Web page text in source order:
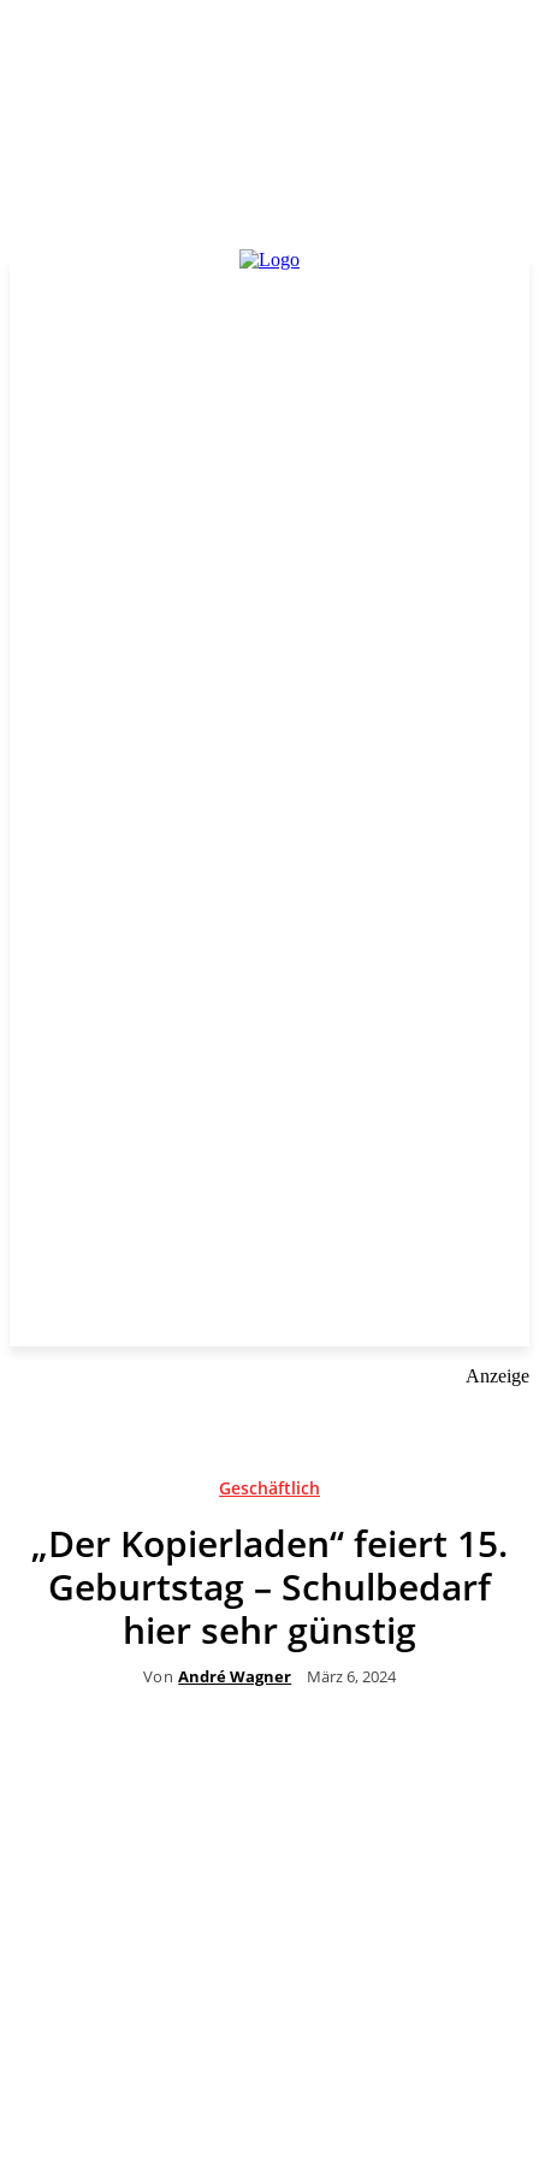
Anzeige
Geschäftlich
„Der Kopierladen“ feiert 15.
Geburtstag – Schulbedarf
hier sehr günstig
Von André Wagner März 6, 2024